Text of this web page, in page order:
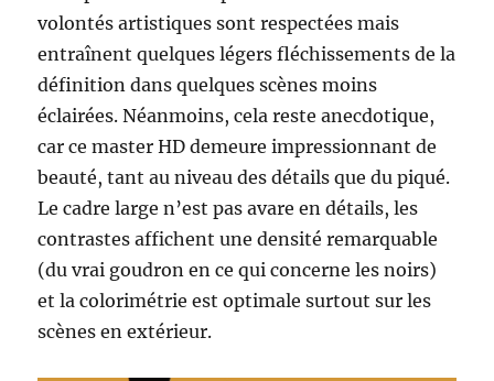
volontés artistiques sont respectées mais
entraînent quelques légers fléchissements de la
définition dans quelques scènes moins
éclairées. Néanmoins, cela reste anecdotique,
car ce master HD demeure impressionnant de
beauté, tant au niveau des détails que du piqué.
Le cadre large n’est pas avare en détails, les
contrastes affichent une densité remarquable
(du vrai goudron en ce qui concerne les noirs)
et la colorimétrie est optimale surtout sur les
scènes en extérieur.